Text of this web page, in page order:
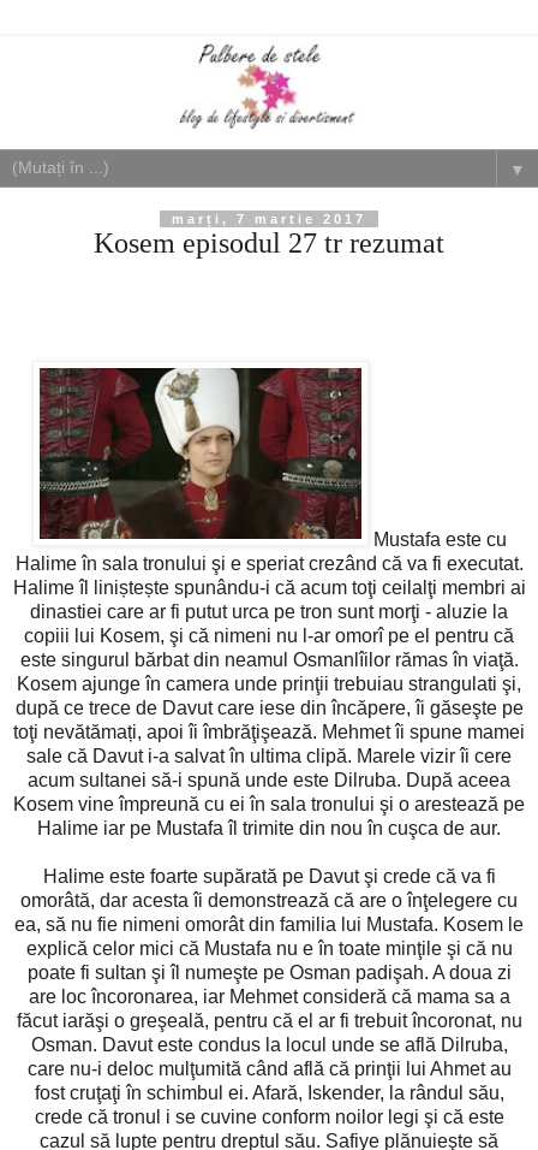
▼
marți, 7 martie 2017
Kosem episodul 27 tr rezumat
Mustafa este cu
Halime în sala tronului şi e speriat crezând că va fi executat.
Halime îl liniștește spunându-i că acum toţi ceilalţi membri ai
dinastiei care ar fi putut urca pe tron sunt morţi - aluzie la
copiii lui Kosem, şi că nimeni nu l-ar omorî pe el pentru că
este singurul bărbat din neamul Osmanlîilor rămas în viaţă.
Kosem ajunge în camera unde prinţii trebuiau strangulati şi,
după ce trece de Davut care iese din încăpere, îi găseşte pe
toţi nevătămați, apoi îi îmbrăţişează. Mehmet îi spune mamei
sale că Davut i-a salvat în ultima clipă. Marele vizir îi cere
acum sultanei să-i spună unde este Dilruba. După aceea
Kosem vine împreună cu ei în sala tronului şi o arestează pe
Halime iar pe Mustafa îl trimite din nou în cuşca de aur.
Halime este foarte supărată pe Davut şi crede că va fi
omorâtă, dar acesta îi demonstrează că are o înţelegere cu
ea, să nu fie nimeni omorât din familia lui Mustafa. Kosem le
explică celor mici că Mustafa nu e în toate minţile şi că nu
poate fi sultan şi îl numeşte pe Osman padişah. A doua zi
are loc încoronarea, iar Mehmet consideră că mama sa a
făcut iarăşi o greşeală, pentru că el ar fi trebuit încoronat, nu
Osman. Davut este condus la locul unde se află Dilruba,
care nu-i deloc mulţumită când află că prinţii lui Ahmet au
fost cruţaţi în schimbul ei. Afară, Iskender, la rândul său,
crede că tronul i se cuvine conform noilor legi şi că este
cazul să lupte pentru dreptul său. Safiye plănuieşte să